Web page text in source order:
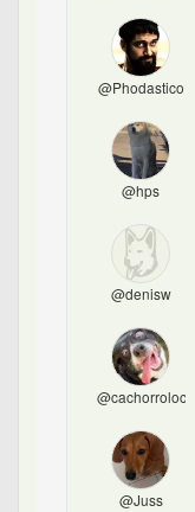
@Phodastico
@hps
@denisw
@cachorroloco2
@Juss